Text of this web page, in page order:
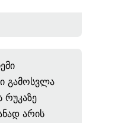
გამოსვლა
არის